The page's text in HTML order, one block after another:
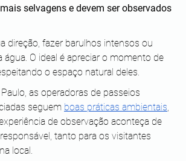
selvagens e devem ser observados
direção, fazer barulhos intensos ou
água. O ideal é apreciar o momento de
o espaço natural deles.
as operadoras de passeios
seguem boas práticas ambientais
de observação aconteça de
tanto para os visitantes
local.